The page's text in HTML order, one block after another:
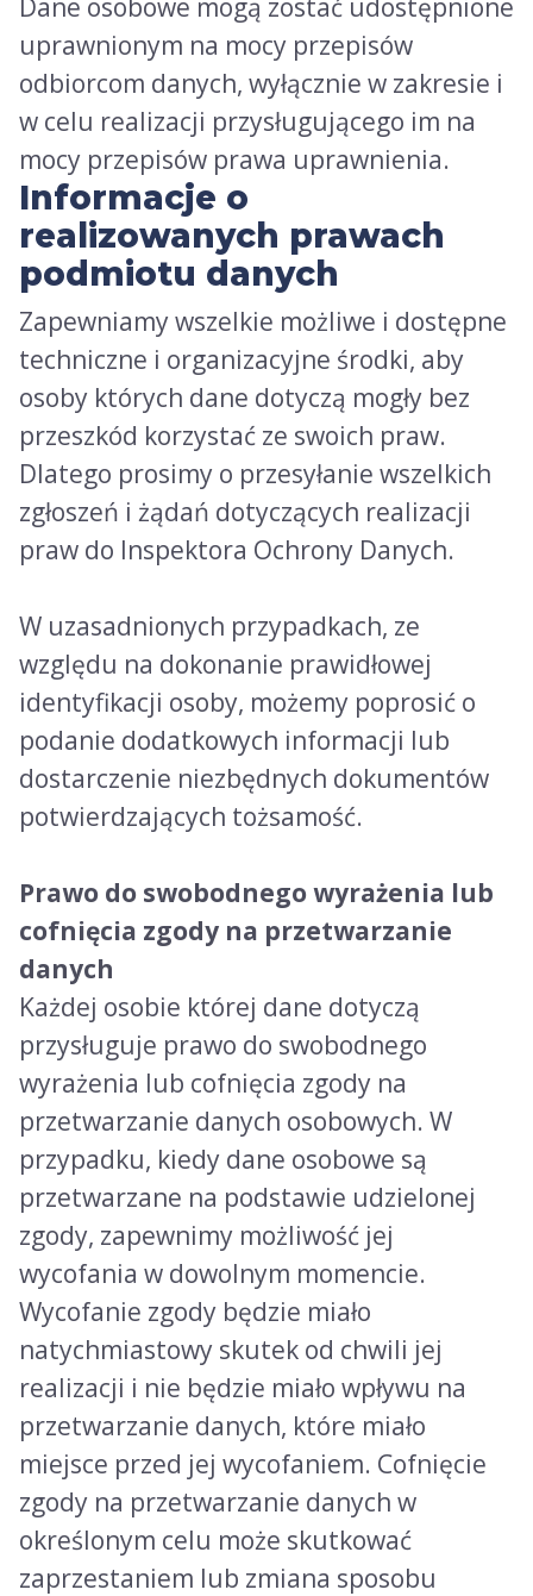
Dane osobowe mogą zostać udostępnione
uprawnionym na mocy przepisów
odbiorcom danych, wyłącznie w zakresie i
w celu realizacji przysługującego im na
mocy przepisów prawa uprawnienia.
Informacje o
realizowanych prawach
podmiotu danych
Zapewniamy wszelkie możliwe i dostępne
techniczne i organizacyjne środki, aby
osoby których dane dotyczą mogły bez
przeszkód korzystać ze swoich praw.
Dlatego prosimy o przesyłanie wszelkich
zgłoszeń i żądań dotyczących realizacji
praw do Inspektora Ochrony Danych.
W uzasadnionych przypadkach, ze
względu na dokonanie prawidłowej
identyfikacji osoby, możemy poprosić o
podanie dodatkowych informacji lub
dostarczenie niezbędnych dokumentów
potwierdzających tożsamość.
Prawo do swobodnego wyrażenia lub
cofnięcia zgody na przetwarzanie
danych
Każdej osobie której dane dotyczą
przysługuje prawo do swobodnego
wyrażenia lub cofnięcia zgody na
przetwarzanie danych osobowych. W
przypadku, kiedy dane osobowe są
przetwarzane na podstawie udzielonej
zgody, zapewnimy możliwość jej
wycofania w dowolnym momencie.
Wycofanie zgody będzie miało
natychmiastowy skutek od chwili jej
realizacji i nie będzie miało wpływu na
przetwarzanie danych, które miało
miejsce przed jej wycofaniem. Cofnięcie
zgody na przetwarzanie danych w
określonym celu może skutkować
zaprzestaniem lub zmiana sposobu